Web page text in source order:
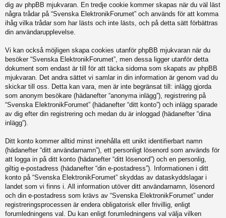
dig av phpBB mjukvaran. En tredje cookie kommer skapas när du väl läst
några trådar på “Svenska ElektronikForumet” och används för att komma
ihåg vilka trådar som har lästs och inte lästs, och på detta sätt förbättras
din användarupplevelse.
Vi kan också möjligen skapa cookies utanför phpBB mjukvaran när du
besöker “Svenska ElektronikForumet”, men dessa ligger utanför detta
dokument som endast är till för att täcka sidorna som skapats av phpBB
mjukvaran. Det andra sättet vi samlar in din information är genom vad du
skickar till oss. Detta kan vara, men är inte begränsat till: inlägg gjorda
som anonym besökare (hädanefter “anonyma inlägg”), registrering på
“Svenska ElektronikForumet” (hädanefter “ditt konto”) och inlägg sparade
av dig efter din registrering och medan du är inloggad (hädanefter “dina
inlägg”).
Ditt konto kommer alltid minst innehålla ett unikt identifierbart namn
(hädanefter “ditt användarnamn”), ett personligt lösenord som används för
att logga in på ditt konto (hädanefter “ditt lösenord”) och en personlig,
giltig e-postadress (hädanefter “din e-postadress”). Informationen i ditt
konto på “Svenska ElektronikForumet” skyddas av dataskyddslagar i
landet som vi finns i. All information utöver ditt användarnamn, lösenord
och din e-postadress som krävs av “Svenska ElektronikForumet” under
registreringsprocessen är endera obligatorisk eller frivillig, enligt
forumledningens val. Du kan enligt forumledningens val välja vilken